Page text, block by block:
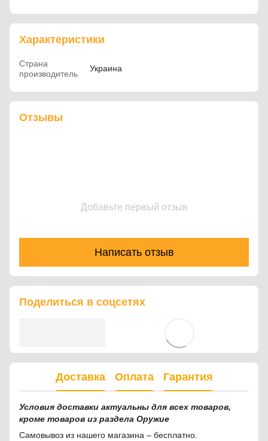
Характеристики
Страна
производитель
Украина
Отзывы
Добавьте первый отзыв
Написать отзыв
Поделиться в соцсетях
Доставка Оплата Гарантия
Условия доставки актуальны для всех товаров,
кроме товаров из раздела Оружие
Самовывоз из нашего магазина – бесплатно.